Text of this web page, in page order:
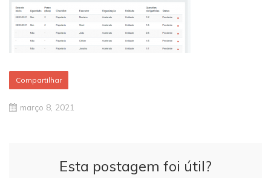
Compartilhar
março 8, 2021
Esta postagem foi útil?